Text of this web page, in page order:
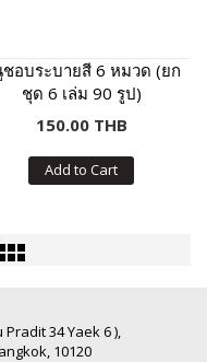
อบระบายสี 6 หมวด (ยก
ชุด 6 เล่ม 90 รูป)
150.00 THB
Add to Cart
34 Yaek 6 ),
10120